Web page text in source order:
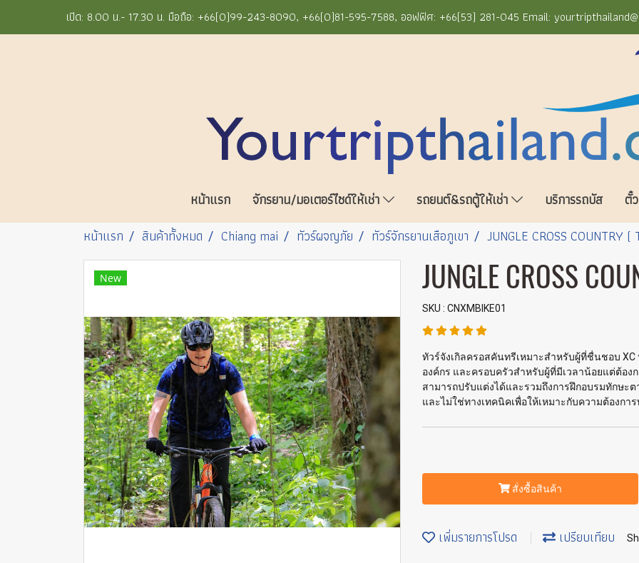
เปิด: 8.00 น.- 17.30 น. มือถือ: +66(0)99-243-8090, +66(0)81-595-7588, ออฟฟิศ: +66(53) 281-045 Email:
หน้าแรก จักรยาน/มอเตอร์ไซด์ให้เช่า รถยนต์&รถตู้ให้เช่า บริการรถบัส
ตั๋
หน้าแรก
สินค้าทั้งหมด Chiang mai ทัวร์ผจญภัย ทัวร์จักรยานเสือภูเขา JUNGLE CROSS COUNTRY
New JUNGLE CROSS
SKU : CNXMBIKE01
ทัวร์จังเกิลครอสคันทรีเหมาะสำหรับผู้ที่ชื่นชอบ
องค์กร และครอบครัวสำหรับผู้ที่มีเวลาน้อยแต่ต้อง
สามารถปรับแต่งได้และรวมถึงการฝึกอบรมทักษะ
และไม่ใช่ทางเทคนิคเพื่อให้เหมาะกับความต้องกา
สั่งซื้อสินค้า
เพิ่มรายการโปรด เปรียบเทียบ